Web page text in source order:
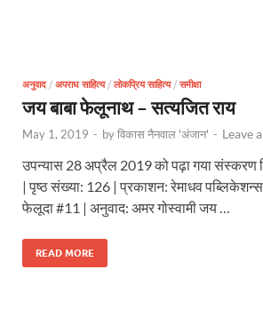
अनुवाद / अपराध साहित्य/ लोकप्रिय साहित्य/ समीक्षा
जय बाबा फेलूनाथ – सत्यजित राय
May 1, 2019 - byविकास नैनवाल 'अंजान' - Leave
उपन्यास 28 अप्रैल 2019 को पढ़ा गया संस्करण
| पृष्ठ संख्या: 126 | प्रकाशन: रेमाधव
फेलूदा #11 | अनुवाद: अमर गोस्वामी जय …
READ MORE